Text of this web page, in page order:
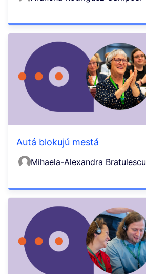
Autá blokujú mestá
Mihaela-Alexandra Bratulescu